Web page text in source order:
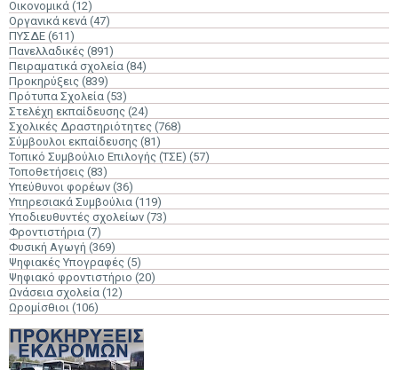
Οικονομικά (12)
Οργανικά κενά (47)
ΠΥΣΔΕ (611)
Πανελλαδικές (891)
Πειραματικά σχολεία (84)
Προκηρύξεις (839)
Πρότυπα Σχολεία (53)
Στελέχη εκπαίδευσης (24)
Σχολικές Δραστηριότητες (768)
Σύμβουλοι εκπαίδευσης (81)
Τοπικό Συμβούλιο Επιλογής (ΤΣΕ) (57)
Τοποθετήσεις (83)
Υπεύθυνοι φορέων (36)
Υπηρεσιακά Συμβούλια (119)
Υποδιευθυντές σχολείων (73)
Φροντιστήρια (7)
Φυσική Αγωγή (369)
Ψηφιακές Υπογραφές (5)
Ψηφιακό φροντιστήριο (20)
Ωνάσεια σχολεία (12)
Ωρομίσθιοι (106)